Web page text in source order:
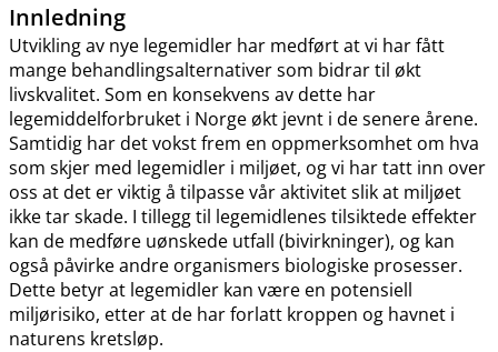
Innledning
Utvikling av nye legemidler har medført at vi har fått
mange behandlingsalternativer som bidrar til økt
livskvalitet. Som en konsekvens av dette har
legemiddelforbruket i Norge økt jevnt i de senere årene.
Samtidig har det vokst frem en oppmerksomhet om hva
som skjer med legemidler i miljøet, og vi har tatt inn over
oss at det er viktig å tilpasse vår aktivitet slik at miljøet
ikke tar skade. I tillegg til legemidlenes tilsiktede effekter
kan de medføre uønskede utfall (bivirkninger), og kan
også påvirke andre organismers biologiske prosesser.
Dette betyr at legemidler kan være en potensiell
miljørisiko, etter at de har forlatt kroppen og havnet i
naturens kretsløp.